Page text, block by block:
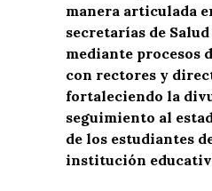
manera articulada
secretarías de
mediante procesos
con rectores y
fortaleciendo la
seguimiento al
de los estudiantes
institución